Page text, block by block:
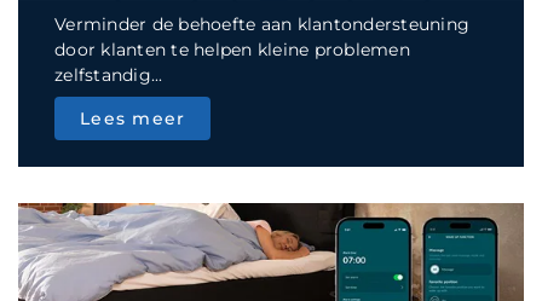
Verminder de behoefte aan klantondersteuning
door klanten te helpen kleine problemen
zelfstandig...
Lees meer